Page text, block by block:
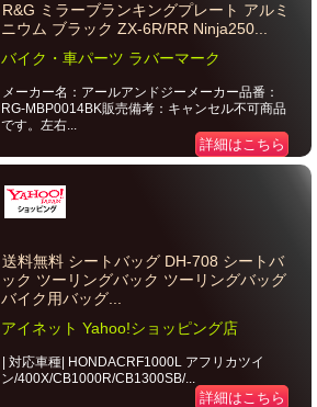
R&G ミラーブランキングプレート アルミ
ニウム ブラック ZX-6R/RR Ninja250...
バイク・車パーツ ラバーマーク
メーカー名：アールアンドジーメーカー品番：
RG-MBP0014BK販売備考：キャンセル不可商品
です。左右...
詳細はこちら
送料無料 シートバッグ DH-708 シートバ
ック ツーリングバック ツーリングバッグ
バイク用バッグ...
アイネット Yahoo!ショッピング店
| 対応車種| HONDACRF1000L アフリカツイ
ン/400X/CB1000R/CB1300SB/...
詳細はこちら